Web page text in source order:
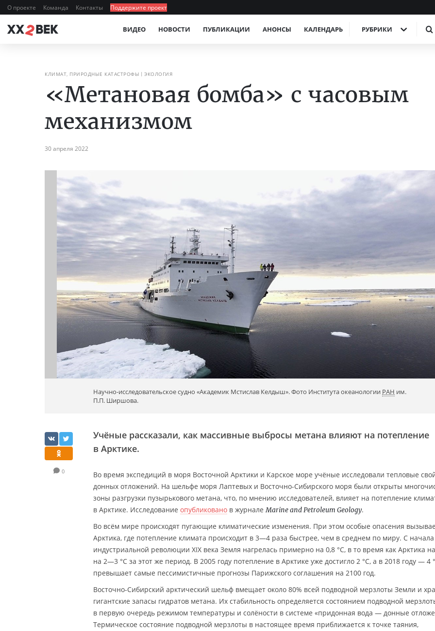
О проекте Команда Контакты Поддержите проект
ВИДЕО НОВОСТИ ПУБЛИКАЦИИ АНОНСЫ КАЛЕНДАРЬ РУБРИКИ
КЛИМАТ, ПРИРОДНЫЕ КАТАСТРОФЫ ЭКОЛОГИЯ
«Метановая бомба» с часовым
механизмом
30 апреля 2022
Научно-исследовательское судно «Академик Мстислав Келдыш». Фото Института океанологии РАН им.
П.П. Ширшова.
0
Учёные рассказали, как массивные выбросы метана влияют на потепление
в Арктике.
Во время экспедиций в моря Восточной Арктики и Карское море учёные исследовали тепловые
донных отложений. На шельфе моря Лаптевых и Восточно-Сибирского моря были открыты
зоны разгрузки пузырькового метана, что, по мнению исследователей, влияет на потепление
в Арктике. Исследование опубликовано в журналеMarine and Petroleum Geology.
Во всём мире происходят пугающие климатические изменения. При этом особые опасения
Арктика, где потепление климата происходит в 3—4 раза быстрее, чем в среднем по миру. С начала
индустриальной революции XIX века Земля нагрелась примерно на 0,8 °C, в то время как Арктика
на 2—3 °C за этот же период. В 2005 году потепление в Арктике уже достигло 2 °C, а в 2018 году — 4
превышает самые пессимистичные прогнозы Парижского соглашения на 2100 год.
Восточно-Сибирский арктический шельф вмещает около 80% всей подводной мерзлоты Земли и
гигантские запасы гидратов метана. Их стабильность определяется состоянием подводной
в первую очередь режимом температуры и солёности в системе «придонная вода — донные
Термическое состояние подводной мерзлоты в настоящее время приближается к точке таяния,